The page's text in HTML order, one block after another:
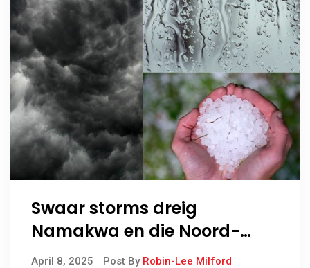
Swaar storms dreig
Namakwa en die Noord-
Kaap
April 8, 2025 Post By Robin-Lee Milford